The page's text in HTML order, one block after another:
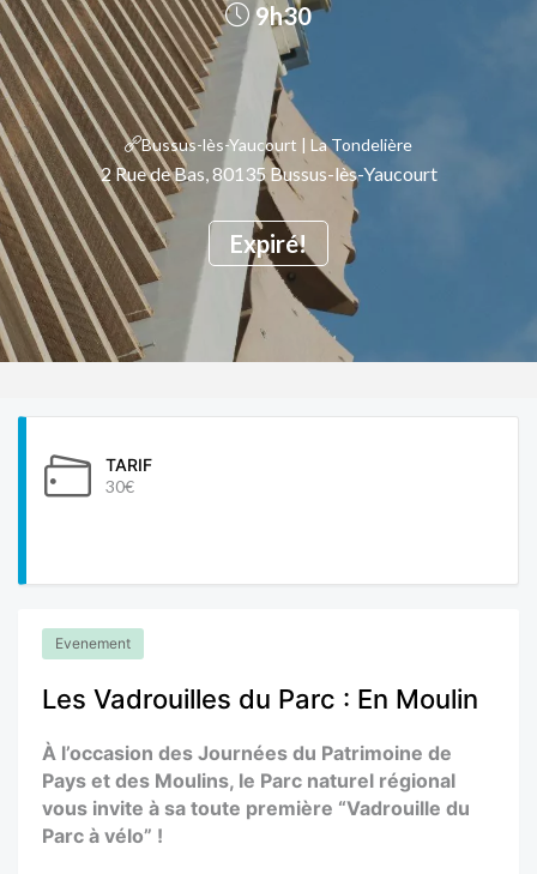
Expiré!
9h30
Bussus-lès-Yaucourt | La Tondelière
2 Rue de Bas, 80135 Bussus-lès-Yaucourt
TARIF
30€
Evenement
Les Vadrouilles du Parc : En Moulin
À l’occasion des Journées du Patrimoine de
Pays et des Moulins, le Parc naturel régional
vous invite à sa toute première “Vadrouille du
Parc à vélo” !